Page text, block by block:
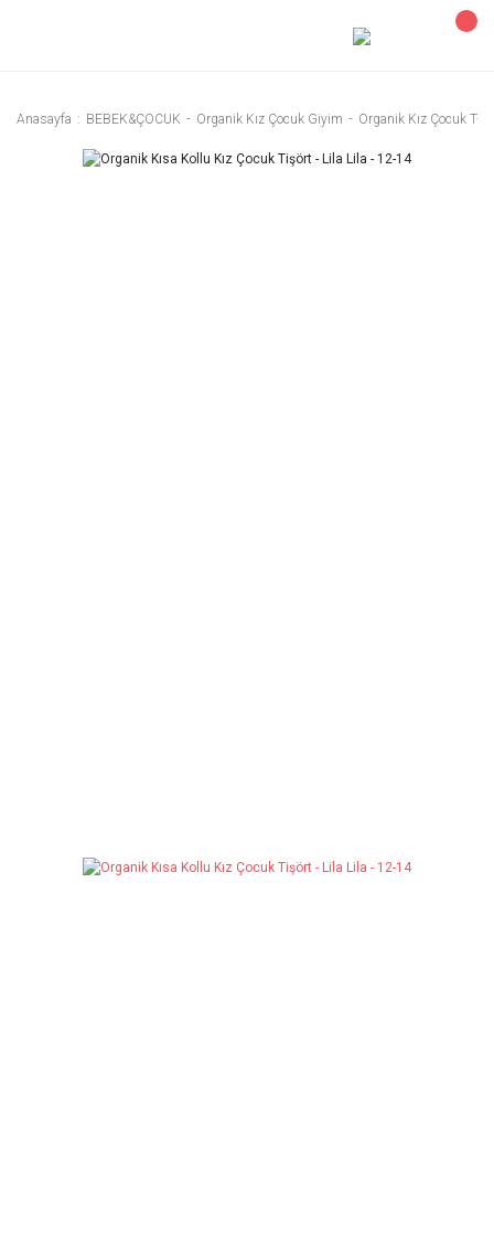
Anasayfa BEBEK&ÇOCUK Organik Kız Çocuk Giyim Organik Kız Çocuk T-